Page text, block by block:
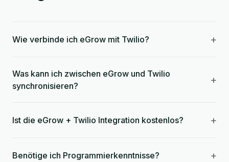
Wie verbinde ich eGrow mit Twilio? +
Was kann ich zwischen eGrow und Twilio
synchronisieren?
+
Ist die eGrow + Twilio Integration kostenlos? +
Benötige ich Programmierkenntnisse? +